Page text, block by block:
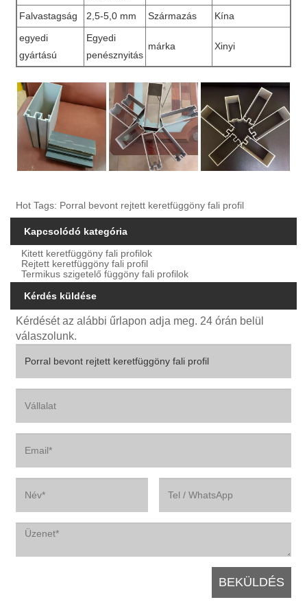
Falvastagság 2,5-5,0 mm Származás
Kína
egyedi
gyártású
Egyedi
penésznyitás
márka Xinyi
Hot Tags: Porral bevont rejtett keretfüggöny fali profil
Kapcsolódó kategória
Kitett keretfüggöny fali profilok
Rejtett keretfüggöny fali profil
Termikus szigetelő függöny fali profilok
Kérdés küldése
Kérdését az alábbi űrlapon adja meg. 24 órán belül
válaszolunk.